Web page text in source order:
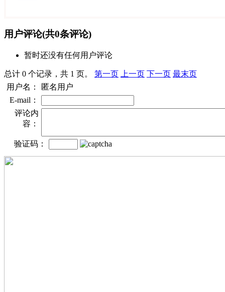
用户评论(共0条评论)
暂时还没有任何用户评论
总计 0 个记录，共 1 页。 第一页 上一页 下一页 最末页
用户名：
匿名用户
E-mail：
评论内
容：
验证码：